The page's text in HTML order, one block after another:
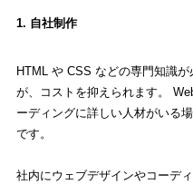
1. 自社制作
HTML や CSS などの専門知識が
が、コストを抑えられます。
ーディングに詳しい人材がいる
です。
社内にウェブデザインやコーデ